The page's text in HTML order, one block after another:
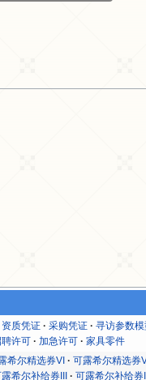
资质凭证 采购凭证 寻访参数模
许可 加急许可 家具零件
希尔精选券VI 可露希尔精选券
希尔补给券III 可露希尔补给券II